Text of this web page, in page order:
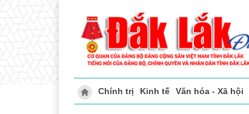
Chính trị Kinh tế Văn hóa - Xã hội